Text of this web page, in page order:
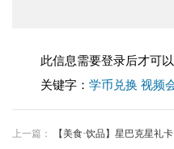
此信息需要登录后才可
关键字： 学币兑换 视频
上一篇：
【美食·饮品】星巴克星礼